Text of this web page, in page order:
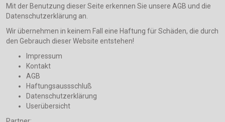
Mit der Benutzung dieser Seite erkennen Sie unsere AGB und die
Datenschutzerklärung an.
Wir übernehmen in keinem Fall eine Haftung für Schäden, die durch
den Gebrauch dieser Website entstehen!
Impressum
Kontakt
AGB
Haftungsaussschluß
Datenschutzerklärung
Userübersicht